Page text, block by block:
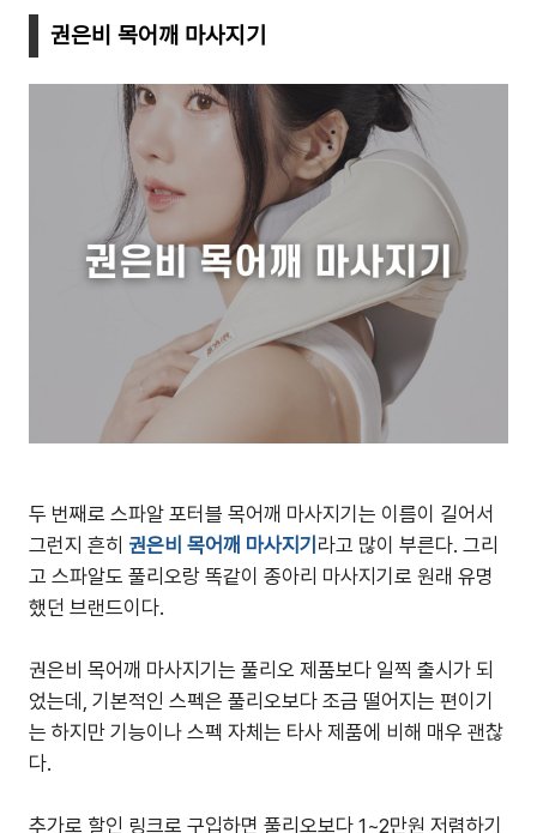
권은비 목어깨 마사지기
두 번째로 스파알 포터블 목어깨 마사지기는 이름이 길어서
그런지 흔히 권은비 목어깨 마사지기 라고 많이 부른다. 그리
고 스파알도 풀리오랑 똑같이 종아리 마사지기로 원래 유명
했던 브랜드이다.
권은비 목어깨 마사지기는 풀리오 제품보다 일찍 출시가 되
었는데, 기본적인 스펙은 풀리오보다 조금 떨어지는 편이기
는 하지만 기능이나 스펙 자체는 타사 제품에 비해 매우 괜찮
다.
추가로 할인 링크로 구입하면 풀리오보다 1~2만원 저렴하기